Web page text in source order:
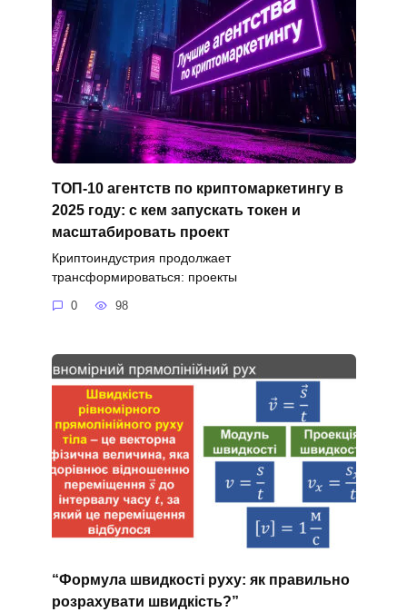
ТОП-10 агентств по криптомаркетингу в
2025 году: с кем запускать токен и
масштабировать проект
Криптоиндустрия продолжает
трансформироваться: проекты
0 98
“Формула швидкості руху: як правильно
розрахувати швидкість?”